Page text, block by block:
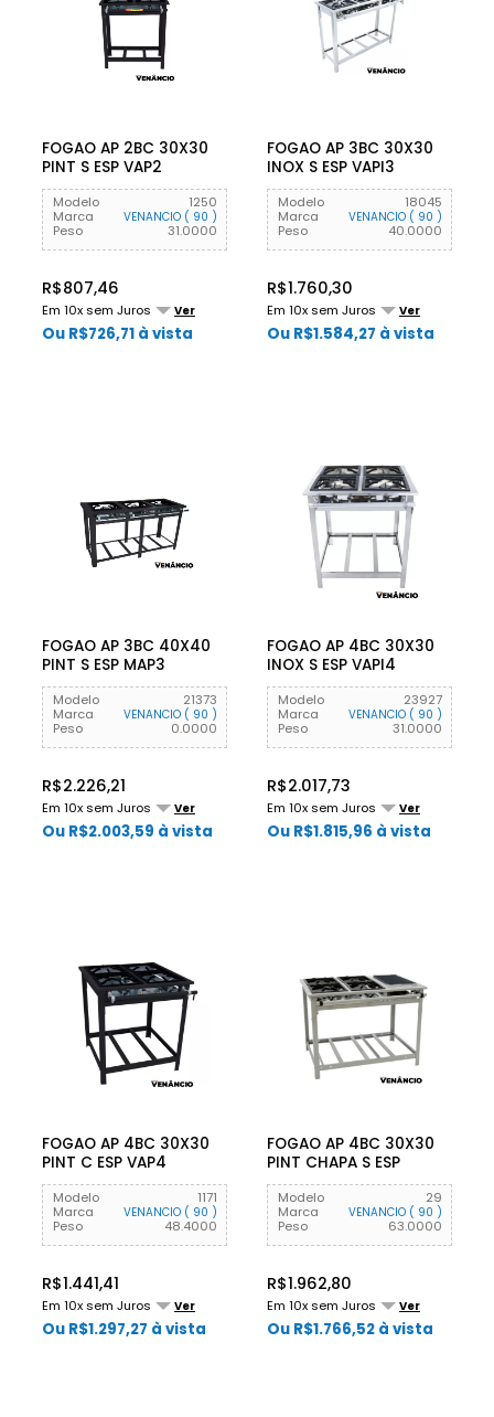
FOGAO AP 2BC 30X30
PINT S ESP VAP2
VENANCIO
Modelo
1250
Marca
VENANCIO ( 90 )
Peso 31.0000
R$807,46
Em 10x sem Juros Ver
Ou R$726,71 à vista
FOGAO AP 3BC 30X30
INOX S ESP VAPI3
VENANCIO
Modelo
18045
Marca
VENANCIO ( 90 )
Peso 40.0000
R$1.760,30
Em 10x sem Juros Ver
Ou R$1.584,27 à vista
FOGAO AP 3BC 40X40
PINT S ESP MAP3
VENANCIO
Modelo
21373
Marca
VENANCIO ( 90 )
Peso 0.0000
R$2.226,21
Em 10x sem Juros Ver
Ou R$2.003,59 à vista
FOGAO AP 4BC 30X30
INOX S ESP VAPI4
VENANCIO
Modelo
23927
Marca
VENANCIO ( 90 )
Peso 31.0000
R$2.017,73
Em 10x sem Juros Ver
Ou R$1.815,96 à vista
FOGAO AP 4BC 30X30
PINT C ESP VAP4
VENANCIO
Modelo
1171
Marca
VENANCIO ( 90 )
Peso 48.4000
R$1.441,41
Em 10x sem Juros Ver
Ou R$1.297,27 à vista
FOGAO AP 4BC 30X30
PINT CHAPA S ESP
VAP4C VENANCIO
Modelo
29
Marca
VENANCIO ( 90 )
Peso 63.0000
R$1.962,80
Em 10x sem Juros Ver
Ou R$1.766,52 à vista